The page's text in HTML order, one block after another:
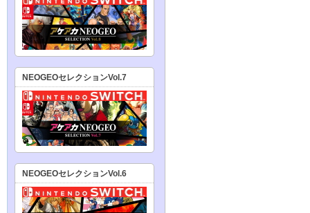
NEOGEOセレクションVol.7
NEOGEOセレクションVol.6